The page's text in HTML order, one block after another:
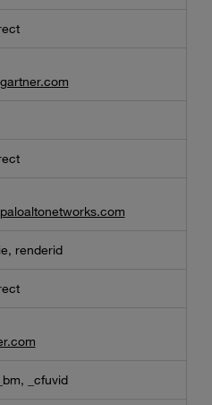
renderid
_cfuvid